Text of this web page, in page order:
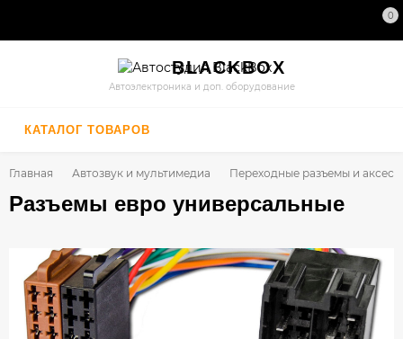
0
BLACKBOX
Автоэлектроника и доп. оборудование
КАТАЛОГ ТОВАРОВ
Главная Автозвук и мультимедиа Переходные разъемы и
Разъемы евро универсальные